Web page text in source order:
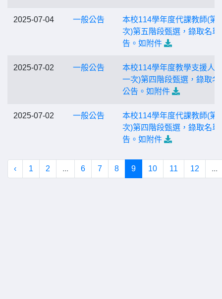
2025-07-04 一般公告
本校114學年度代課教師(第
次)第五階段甄選，錄取名單
告。如附件
2025-07-02 一般公告
本校114學年度教學支援人
一次)第四階段甄選，錄取名
公告。如附件
2025-07-02 一般公告
本校114學年度代課教師(第
次)第四階段甄選，錄取名單
告。如附件
‹ 1 2 ... 6 7 8 9 10 11 12 ...